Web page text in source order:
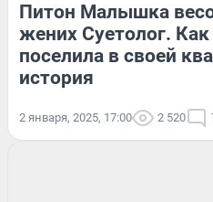
Питон Малышка
жених Суетолог.
поселила в своей
история
2 января, 2025, 17:00 2 520